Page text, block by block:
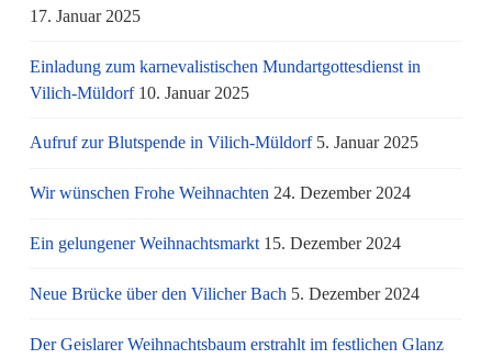
17. Januar 2025
Einladung zum karnevalistischen Mundartgottesdienst in
Vilich-Müldorf 10. Januar 2025
Aufruf zur Blutspende in Vilich-Müldorf 5. Januar 2025
Wir wünschen Frohe Weihnachten 24. Dezember 2024
Ein gelungener Weihnachtsmarkt 15. Dezember 2024
Neue Brücke über den Vilicher Bach 5. Dezember 2024
Der Geislarer Weihnachtsbaum erstrahlt im festlichen Glanz